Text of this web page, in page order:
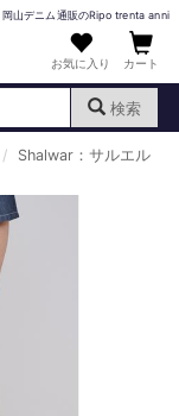
岡山デニム通販のRipo trenta anni
お気に入り カート
検索
Shalwar：サルエル